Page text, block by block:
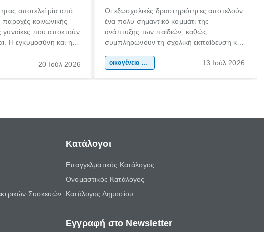
αποτελεί μία από
παροχές κοινωνικής
γυναίκες που αποκτούν
Η εγκυμοσύνη και η
στη ζωή κάθε20 Ιούλ 2026
Οι εξωσχολικές δραστηριότητες αποτελούν
ένα πολύ σημαντικό κομμάτι της
ανάπτυξης των παιδιών, καθώς
συμπληρώνουν τη σχολική εκπαίδευση και
της προσωπικότητας, της κοινωνικότητας
οικογένεια & παιδί 13 Ιούλ 2026
Συσκευών
Κατάλογοι
Επαγγελματικός Κατάλογος
Ονομαστικός Κατάλογος
Κατάλογος Δημοσίου
Εγγραφή στο Newsletter